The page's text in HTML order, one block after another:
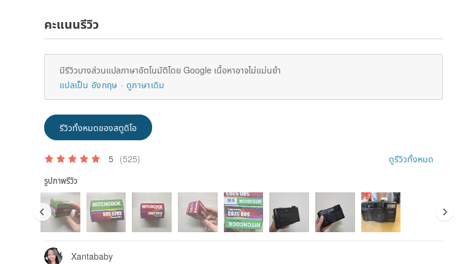
คะแนนรีวิว
มีรีวิวบางส่วนแปลภาษาอัตโนมัติโดย Google เนื้อหาอาจไม่แม่นยำ
แปลเป็น อังกฤษ
ดูภาษาเดิม
รีวิวทั้งหมดของสตูดิโอ
5 (525) ดูรีวิวทั้งหมด
รูปภาพรีวิว
Xantababy